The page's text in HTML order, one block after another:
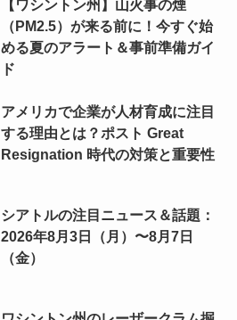
【ワシントン州】山火事の煙
（PM2.5）が来る前に！今すぐ始
める夏のアラート＆事前準備ガイ
ド
アメリカで企業が人材育成に注目
する理由とは？ポスト Great
Resignation 時代の対策と重要性
シアトルの注目ニュース＆話題：
2026年8月3日（月）〜8月7日
（金）